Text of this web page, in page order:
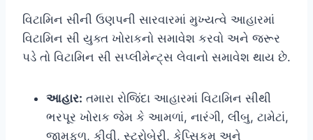
વિટામિન સીની ઉણપની સારવારમાં મુખ્યત્વે આહારમાં
વિટામિન સી યુક્ત ખોરાકનો સમાવેશ કરવો અને જરૂર
પડે તો વિટામિન સી સપ્લીમેન્ટ્સ લેવાનો સમાવેશ થાય છે.
આહાર: તમારા રોજિંદા આહારમાં વિટામિન સીથી
ભરપૂર ખોરાક જેમ કે આમળાં, નારંગી, લીંબુ, ટામેટાં,
જામફળ, કીવી, સ્ટ્રોબેરી, કેપ્સિકમ અને